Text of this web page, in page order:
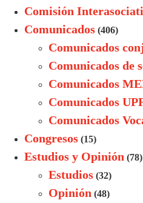
Comisión
Comunicados (406)
Comunicados
Comunicados de
Comunicados
Comunicados
Comunicados
Congresos (15)
Estudios y Opinión (78)
Estudios (32)
Opinión (48)